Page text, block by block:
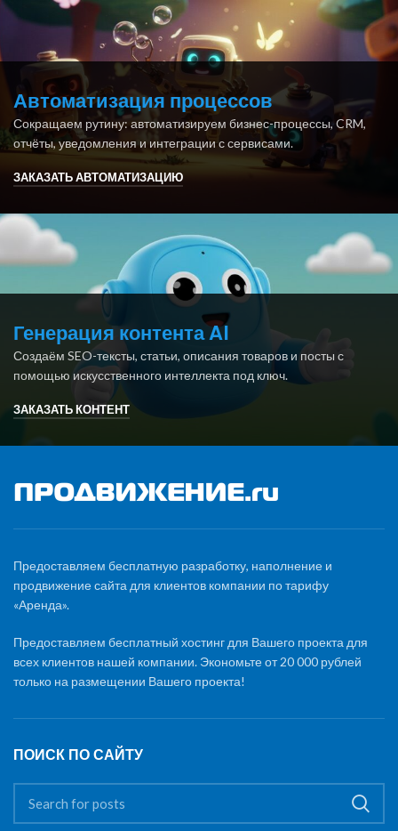
Автоматизация процессов
Сокращаем рутину: автоматизируем бизнес-процессы, CRM,
отчёты, уведомления и интеграции с сервисами.
ЗАКАЗАТЬ АВТОМАТИЗАЦИЮ
Генерация контента AI
Создаём SEO-тексты, статьи, описания товаров и посты с
помощью искусственного интеллекта под ключ.
ЗАКАЗАТЬ КОНТЕНТ
Предоставляем бесплатную разработку, наполнение и
продвижение сайта для клиентов компании по тарифу
«Аренда».
Предоставляем бесплатный хостинг для Вашего проекта для
всех клиентов нашей компании. Экономьте от 20 000 рублей
только на размещении Вашего проекта!
ПОИСК ПО САЙТУ